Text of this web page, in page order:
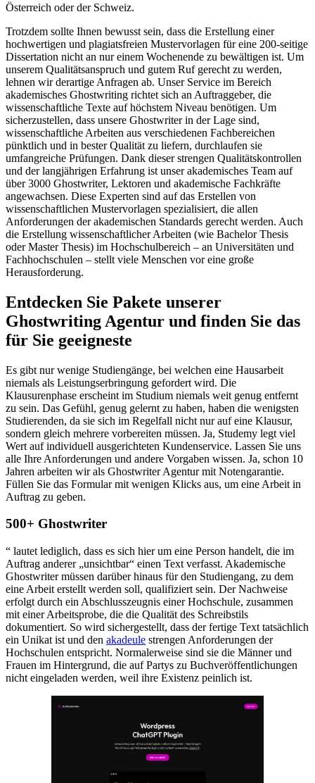
Österreich oder der Schweiz.
Trotzdem sollte Ihnen bewusst sein, dass die Erstellung einer
hochwertigen und plagiatsfreien Mustervorlagen für eine 200-seitige
Dissertation nicht an nur einem Wochenende zu bewältigen ist. Um
unserem Qualitätsanspruch und gutem Ruf gerecht zu werden,
lehnen wir derartige Anfragen ab. Unser Service im Bereich
akademisches Ghostwriting richtet sich an Auftraggeber, die
wissenschaftliche Texte auf höchstem Niveau benötigen. Um
sicherzustellen, dass unsere Ghostwriter in der Lage sind,
wissenschaftliche Arbeiten aus verschiedenen Fachbereichen
pünktlich und in bester Qualität zu liefern, durchlaufen sie
umfangreiche Prüfungen. Dank dieser strengen Qualitätskontrollen
und der langjährigen Erfahrung ist unser akademisches Team auf
über 3000 Ghostwriter, Lektoren und akademische Fachkräfte
angewachsen. Diese Experten sind auf das Erstellen von
wissenschaftlichen Mustervorlagen spezialisiert, die allen
Anforderungen der akademischen Standards gerecht werden. Auch
die Erstellung wissenschaftlicher Arbeiten (wie Bachelor Thesis
oder Master Thesis) im Hochschulbereich – an Universitäten und
Fachhochschulen – stellt viele Menschen vor eine große
Herausforderung.
Entdecken Sie Pakete unserer
Ghostwriting Agentur und finden Sie das
für Sie geeigneste
Es gibt nur wenige Studiengänge, bei welchen eine Hausarbeit
niemals als Leistungserbringung gefordert wird. Die
Klausurenphase erscheint im Studium niemals weit genug entfernt
zu sein. Das Gefühl, genug gelernt zu haben, haben die wenigsten
Studierenden, da sie sich im Regelfall nicht nur auf eine Klausur,
sondern gleich mehrere vorbereiten müssen. Ja, Studemy legt viel
Wert auf individuell ausgerichteten Kundenservice. Lassen Sie uns
alle Ihre Anforderungen und andere Vorgaben wissen. Ja, schon 10
Jahren arbeiten wir als Ghostwriter Agentur mit Notengarantie.
Füllen Sie das Formular mit wenigen Klicks aus, um eine Arbeit in
Auftrag zu geben.
500+ Ghostwriter
“ lautet lediglich, dass es sich hier um eine Person handelt, die im
Auftrag anderer „unsichtbar“ einen Text verfasst. Akademische
Ghostwriter müssen darüber hinaus für den Studiengang, zu dem
eine Arbeit erstellt werden soll, qualifiziert sein. Der Nachweise
erfolgt durch ein Abschlusszeugnis einer Hochschule, zusammen
mit einer Arbeitsprobe, die die Qualität des Schreibstils
dokumentiert. So wird sichergestellt, dass der fertige Text tatsächlich
ein Unikat ist und den akadeule strengen Anforderungen der
Hochschulen entspricht. Normalerweise sind sie die Männer und
Frauen im Hintergrund, die auf Partys zu Buchveröffentlichungen
nicht eingeladen werden, weil ihre Existenz peinlich ist.